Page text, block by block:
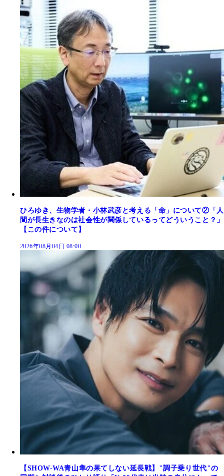
ひろゆき、生物学者・小林武彦と考える「命」について②「人
間が長生きなのは社会性が関係しているってどういうこと？」
【この件について】
2026年08月04日 08:00
【SHOW-WA青山隼の果てしない延長戦】"調子乗り世代"の